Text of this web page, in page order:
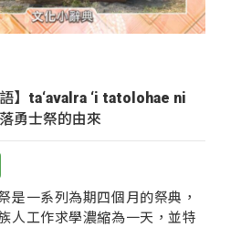
語】ta‘avalra ‘i tatolohae ni
落勇士祭的由來
是一系列為期四個月的祭典，
人工作求學濃縮為一天，並特